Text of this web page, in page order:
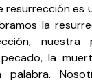
resurrección es
la
nuestra
la
palabra.